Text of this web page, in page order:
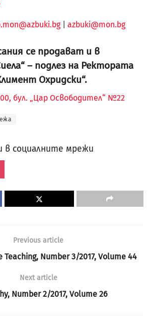
| azbuki@mon.bg
се продават и в
– подлез на Ректората
Охридски“.
бул. „Цар Освободител“ №22
в социалните мрежи
Previous article
Teaching, Number 3/2017, Volume 44
Next article
Number 2/2017, Volume 26